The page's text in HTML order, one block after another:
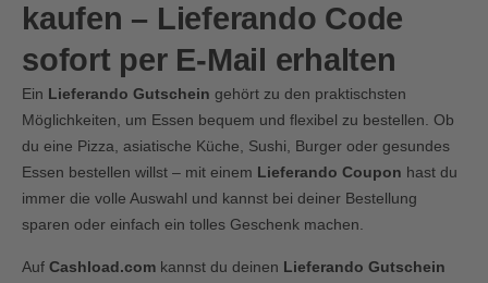
kaufen – Lieferando Code
sofort per E-Mail erhalten
Ein Lieferando Gutschein gehört zu den praktischsten
Möglichkeiten, um Essen bequem und flexibel zu bestellen. Ob
du eine Pizza, asiatische Küche, Sushi, Burger oder gesundes
Essen bestellen willst – mit einem Lieferando Coupon hast du
immer die volle Auswahl und kannst bei deiner Bestellung
sparen oder einfach ein tolles Geschenk machen.
Auf Cashload.com kannst du deinen Lieferando Gutschein